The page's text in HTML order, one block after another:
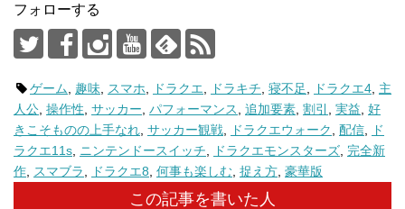
フォローする
ゲーム 趣味 スマホ ドラクエ ドラキチ 寝不足 ドラクエ4 主
人公 操作性 サッカー パフォーマンス 追加要素 割引 実益 好
きこそものの上手なれ サッカー観戦 ドラクエウォーク 配信
ド
ラクエ11s ニンテンドースイッチ ドラクエモンスターズ 完全新
作
スマブラ ドラクエ8 何事も楽しむ 捉え方 豪華版
この記事を書いた人